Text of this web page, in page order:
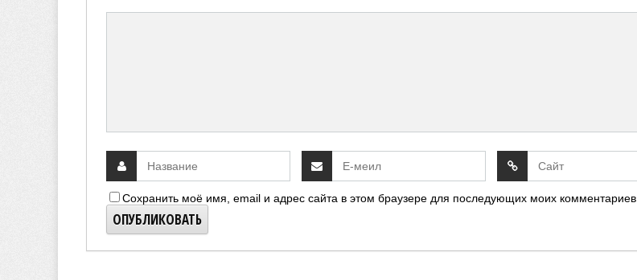
Сохранить моё имя, email и адрес сайта в этом браузере для последующих моих комментариев.